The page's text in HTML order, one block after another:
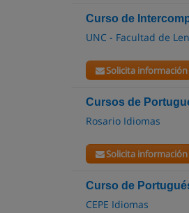
Curso de
UNC - Facultad de
Solicita información
Cursos de
Rosario Idiomas
Solicita información
Curso de
CEPE Idiomas